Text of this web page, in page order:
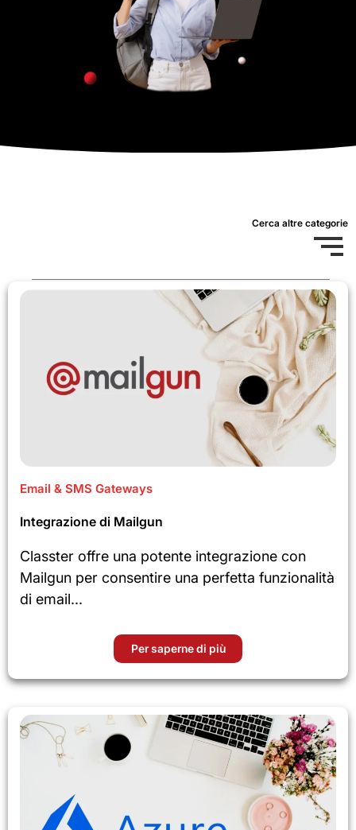
Cerca altre categorie
Email & SMS Gateways
Integrazione di Mailgun
Classter offre una potente integrazione con
Mailgun per consentire una perfetta funzionalità
di email...
Per saperne di più